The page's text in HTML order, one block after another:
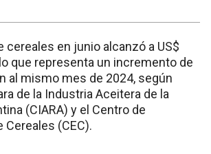
cereales en junio alcanzó a US$
que representa un incremento de
al mismo mes de 2024, según
de la Industria Aceitera de la
(CIARA) y el Centro de
Cereales (CEC).